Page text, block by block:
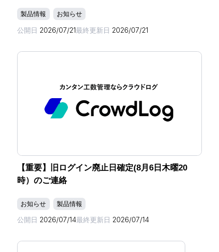
製品情報 お知らせ
公開日 2026/07/21最終更新日 2026/07/21
【重要】旧ログイン廃止日確定(8月6日木曜20
時）のご連絡
お知らせ 製品情報
公開日 2026/07/14最終更新日 2026/07/14